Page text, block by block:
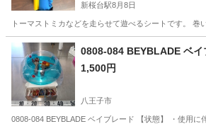
新桜台駅8月8日
トーマストミカなどを走らせて遊べるシートです。
東京 練馬区
0808-084 BEYBLADE ベイ
1,500円
八王子市
0808-084 BEYBLADE ベイブレード 【状態】 ・使用